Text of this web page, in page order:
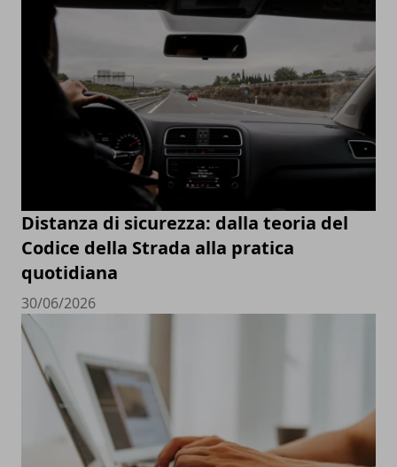
Distanza di sicurezza: dalla teoria del
Codice della Strada alla pratica
quotidiana
30/06/2026